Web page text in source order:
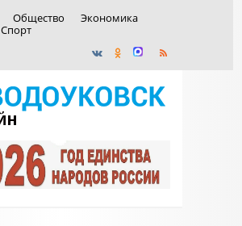
Общество
Экономика
Спорт